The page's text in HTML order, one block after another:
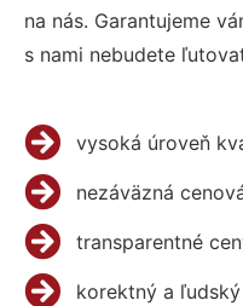
na nás. Garantujeme
s nami nebudete
vysoká úroveň
nezáväzná
transparentné
korektný a